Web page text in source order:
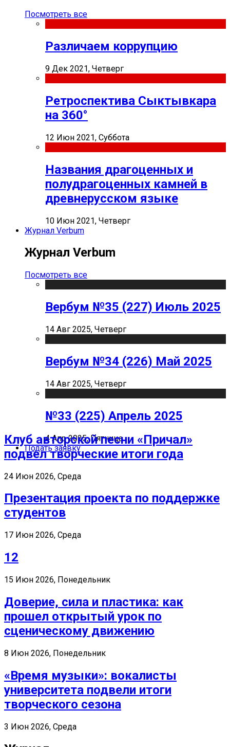
Посмотреть все
Различаем коррупцию
9 Дек 2021, Четверг
Ретроспектива Сыктывкара
на 360°
12 Июн 2021, Суббота
Названия драгоценных и
полудрагоценных камней в
древнерусском языке
10 Июн 2021, Четверг
Журнал Verbum
Журнал Verbum
Посмотреть все
Вербум №35 (227) Июль 2025
14 Авг 2025, Четверг
Вербум №34 (226) Май 2025
14 Авг 2025, Четверг
№33 (225) Апрель 2025
4 Апр 2025, Пятница
Подать заявку
Клуб авторской песни «Причал»
подвел творческие итоги года
24 Июн 2026, Среда
Презентация проекта по поддержке
студентов
17 Июн 2026, Среда
12
15 Июн 2026, Понедельник
Доверие, сила и пластика: как
прошел открытый урок по
сценическому движению
8 Июн 2026, Понедельник
«Время музыки»: вокалисты
университета подвели итоги
творческого сезона
3 Июн 2026, Среда